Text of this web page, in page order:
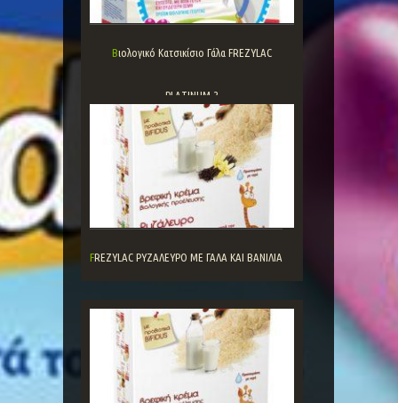
Βιολογικό Κατσικίσιο Γάλα FREZYLAC
PLATINUM 2
FREZYLAC ΡΥΖΑΛΕΥΡΟ ΜΕ ΓΑΛΑ ΚΑΙ ΒΑΝΙΛΙΑ